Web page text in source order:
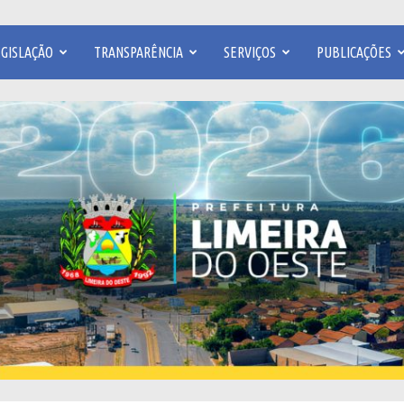
TRANSPARÊNCIA SERVIÇOS PUBLICAÇÕES